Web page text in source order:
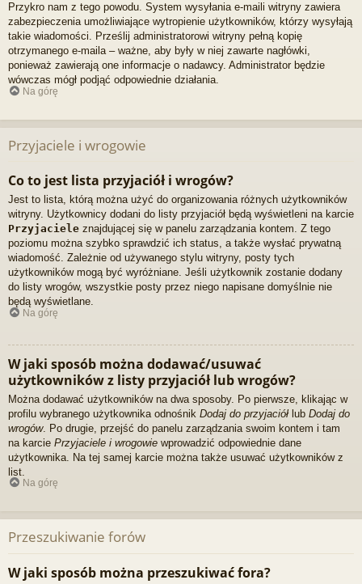
Przykro nam z tego powodu. System wysyłania e-maili witryny zawiera
zabezpieczenia umożliwiające wytropienie użytkowników, którzy wysyłają
takie wiadomości. Prześlij administratorowi witryny pełną kopię
otrzymanego e-maila – ważne, aby były w niej zawarte nagłówki,
ponieważ zawierają one informacje o nadawcy. Administrator będzie
wówczas mógł podjąć odpowiednie działania.
Na górę
Przyjaciele i wrogowie
Co to jest lista przyjaciół i wrogów?
Jest to lista, którą można użyć do organizowania różnych użytkowników
witryny. Użytkownicy dodani do listy przyjaciół będą wyświetleni na karcie
Przyjaciele znajdującej się w panelu zarządzania kontem. Z tego
poziomu można szybko sprawdzić ich status, a także wysłać prywatną
wiadomość. Zależnie od używanego stylu witryny, posty tych
użytkowników mogą być wyróżniane. Jeśli użytkownik zostanie dodany
do listy wrogów, wszystkie posty przez niego napisane domyślnie nie
będą wyświetlane.
Na górę
W jaki sposób można dodawać/usuwać
użytkowników z listy przyjaciół lub wrogów?
Można dodawać użytkowników na dwa sposoby. Po pierwsze, klikając w
profilu wybranego użytkownika odnośnik Dodaj do przyjaciół lub Dodaj do
wrogów. Po drugie, przejść do panelu zarządzania swoim kontem i tam
na karcie Przyjaciele i wrogowie wprowadzić odpowiednie dane
użytkownika. Na tej samej karcie można także usuwać użytkowników z
list.
Na górę
Przeszukiwanie forów
W jaki sposób można przeszukiwać fora?